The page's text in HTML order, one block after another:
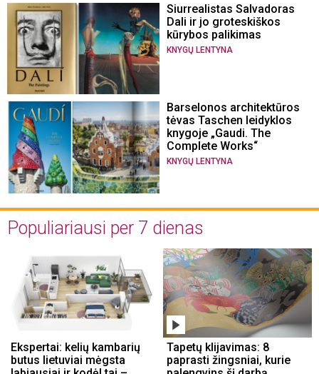
Siurrealistas Salvadoras
Dali ir jo groteskiškos
kūrybos palikimas
KNYGŲ LENTYNA
Barselonos architektūros
tėvas Taschen leidyklos
knygoje „Gaudi. The
Complete Works“
KNYGŲ LENTYNA
Populiariausi per 7 dienas
Ekspertai: kelių kambarių
butus lietuviai mėgsta
Tapetų klijavimas: 8
paprasti žingsniai, kurie